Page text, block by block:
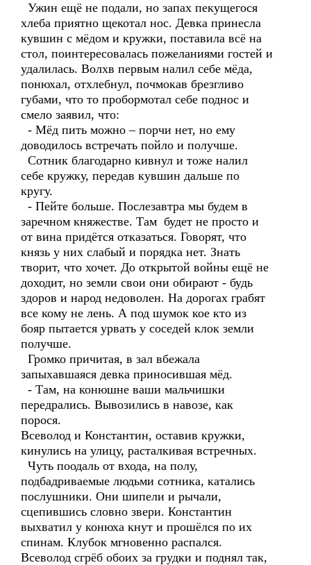
Ужин ещё не подали, но запах пекущегося
хлеба приятно щекотал нос. Девка принесла
кувшин с мёдом и кружки, поставила всё на
стол, поинтересовалась пожеланиями гостей и
удалилась. Волхв первым налил себе мёда,
понюхал, отхлебнул, почмокав брезгливо
губами, что то пробормотал себе поднос и
смело заявил, что:
- Мёд пить можно – порчи нет, но ему
доводилось встречать пойло и получше.
Сотник благодарно кивнул и тоже налил
себе кружку, передав кувшин дальше по
кругу.
- Пейте больше. Послезавтра мы будем в
заречном княжестве. Там будет не просто и
от вина придётся отказаться. Говорят, что
князь у них слабый и порядка нет. Знать
творит, что хочет. До открытой войны ещё не
доходит, но земли свои они обирают - будь
здоров и народ недоволен. На дорогах грабят
все кому не лень. А под шумок кое кто из
бояр пытается урвать у соседей клок земли
получше.
Громко причитая, в зал вбежала
запыхавшаяся девка приносившая мёд.
- Там, на конюшне ваши мальчишки
передрались. Вывозились в навозе, как
порося.
Всеволод и Константин, оставив кружки,
кинулись на улицу, расталкивая встречных.
Чуть поодаль от входа, на полу,
подбадриваемые людьми сотника, катались
послушники. Они шипели и рычали,
сцепившись словно звери. Константин
выхватил у конюха кнут и прошёлся по их
спинам. Клубок мгновенно распался.
Всеволод сгрёб обоих за грудки и поднял так,